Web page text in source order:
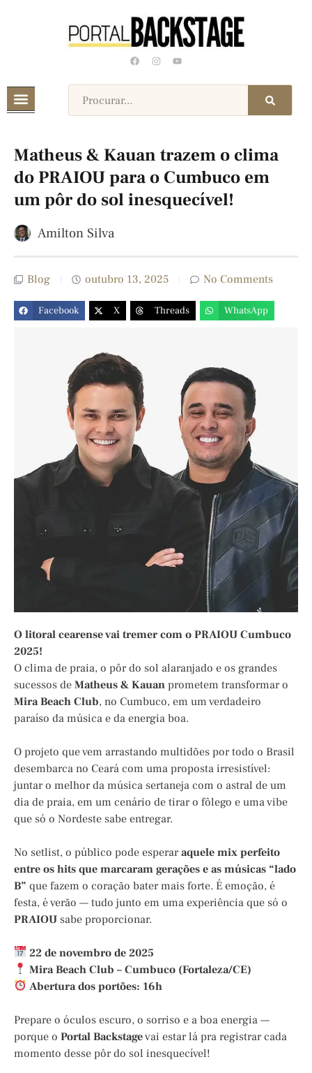
Matheus & Kauan trazem o clima
do PRAIOU para o Cumbuco em
um pôr do sol inesquecível!
Amilton Silva
Blog outubro 13, 2025 No Comments
Facebook X Threads WhatsApp
O litoral cearense vai tremer com o PRAIOU Cumbuco
2025!
O clima de praia, o pôr do sol alaranjado e os grandes
sucessos de Matheus & Kauan prometem transformar o
Mira Beach Club, no Cumbuco, em um verdadeiro
paraíso da música e da energia boa.
O projeto que vem arrastando multidões por todo o Brasil
desembarca no Ceará com uma proposta irresistível:
juntar o melhor da música sertaneja com o astral de um
dia de praia, em um cenário de tirar o fôlego e uma vibe
que só o Nordeste sabe entregar.
No setlist, o público pode esperaraquele mix perfeito
entre os hits que marcaram gerações e as músicas “lado
B” que fazem o coração bater mais forte. É emoção, é
festa, é verão — tudo junto em uma experiência que só o
PRAIOU sabe proporcionar.
22 de novembro de 2025
Mira Beach Club – Cumbuco (Fortaleza/CE)
Abertura dos portões: 16h
Prepare o óculos escuro, o sorriso e a boa energia —
porque o Portal Backstagevai estar lá pra registrar cada
momento desse pôr do sol inesquecível!